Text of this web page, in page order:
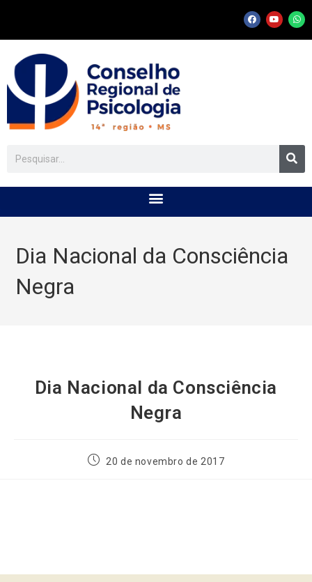
Dia Nacional da Consciência
Negra
Dia Nacional da Consciência
Negra
20 de novembro de 2017